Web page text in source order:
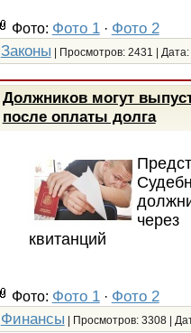
Фото: Фото 1· Фото 2
Законы | Просмотров: 2431 | Дата:
Должников могут
после оплаты долга
квитанций
Фото: Фото 1· Фото 2
Финансы | Просмотров: 3308 |